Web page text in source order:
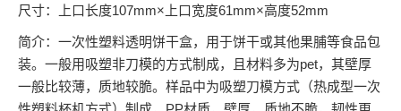
尺寸：上口长度107mm×上口宽度61mm×高度52mm
简介：一次性塑料透明饼干盒，用于饼干或其他果脯等食品包
装。一般用吸塑非刀模的方式制成，且材料多为pet，其壁厚
一般比较薄，质地较脆。样品中为吸塑刀模方式（热成型一次